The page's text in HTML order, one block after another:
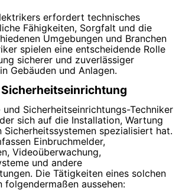
erfordert technisches
Fähigkeiten, Sorgfalt und die
Umgebungen und Branchen
spielen eine entscheidende Rolle
sicherer und zuverlässiger
Gebäuden und Anlagen.
und Sicherheitseinrichtungs-Techniker
sich auf die Installation, Wartung
Sicherheitssystemen spezialisiert hat.
Einbruchmelder,
Videoüberwachung,
und andere
Die Tätigkeiten eines solchen
folgendermaßen aussehen: